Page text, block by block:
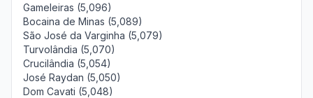
Gameleiras (5,096)
Bocaina de Minas (5,089)
São José da Varginha (5,079)
Turvolândia (5,070)
Crucilândia (5,054)
José Raydan (5,050)
Dom Cavati (5,048)